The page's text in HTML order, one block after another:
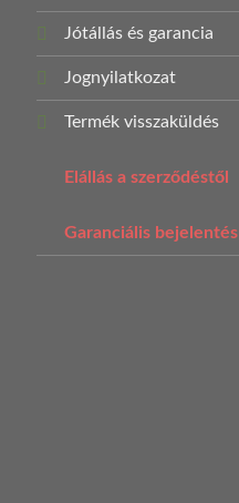
Jótállás és garancia
Jognyilatkozat
Termék visszaküldés
Elállás a szerződéstől
Garanciális bejelentés